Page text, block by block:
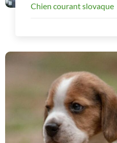
Chien courant slovaque